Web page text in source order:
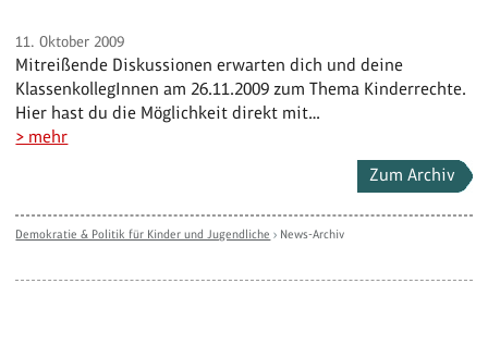
11. Oktober 2009
Mitreißende Diskussionen erwarten dich und deine
KlassenkollegInnen am 26.11.2009 zum Thema Kinderrechte.
Hier hast du die Möglichkeit direkt mit…
> mehr
Zum Archiv
Demokratie & Politik für Kinder und Jugendliche › News-Archiv